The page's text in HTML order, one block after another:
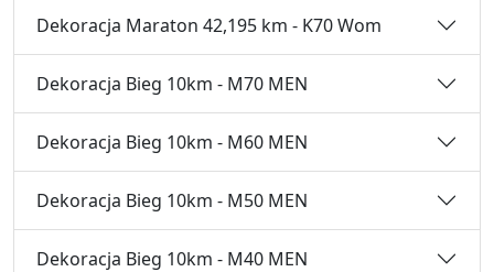
Dekoracja Maraton 42,195 km - K70 Wom
Dekoracja Bieg 10km - M70 MEN
Dekoracja Bieg 10km - M60 MEN
Dekoracja Bieg 10km - M50 MEN
Dekoracja Bieg 10km - M40 MEN